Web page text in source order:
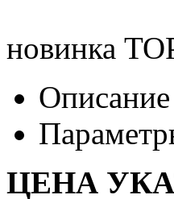
новинка
Описание
ЦЕНА